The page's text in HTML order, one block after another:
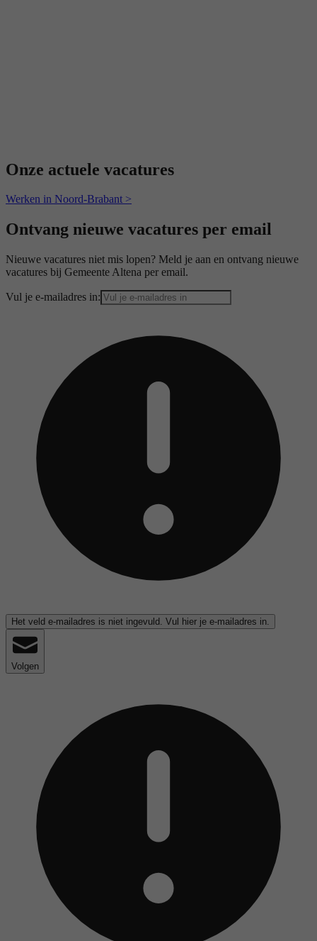
Onze actuele vacatures
Werken in Noord-Brabant >
Ontvang nieuwe vacatures per email
Nieuwe vacatures niet mis lopen? Meld je aan en ontvang nieuwe
vacatures bij Gemeente Altena per email.
Vul je e-mailadres in:
Het veld e-mailadres is niet ingevuld. Vul hier je e-mailadres in.
Volgen